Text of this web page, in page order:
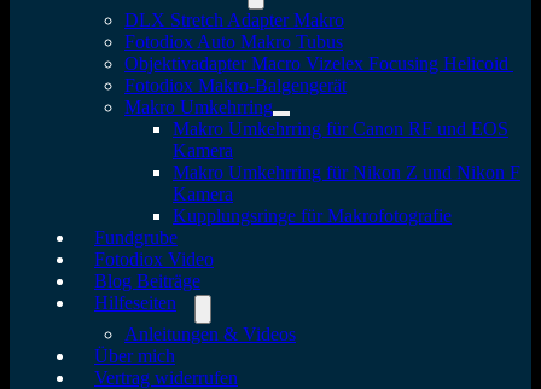
DLX Stretch Adapter Makro
Fotodiox Auto Makro Tubus
Objektivadapter Macro Vizelex Focusing Helicoid
Fotodiox Makro-Balgengerät
Makro Umkehrring
Makro Umkehrring für Canon RF und EOS
Kamera
Makro Umkehrring für Nikon Z und Nikon F
Kamera
Kupplungsringe für Makrofotografie
Fundgrube
Fotodiox Video
Blog Beiträge
Hilfeseiten
Anleitungen & Videos
Über mich
Vertrag widerrufen